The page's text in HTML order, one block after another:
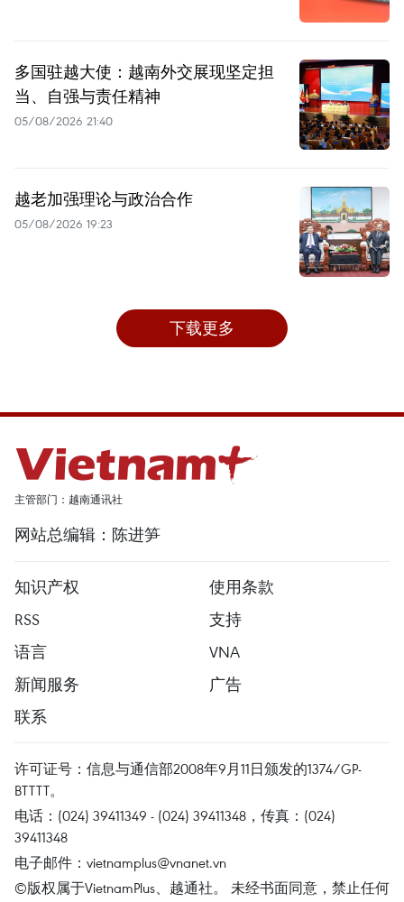
多国驻越大使：越南外交展现坚定担
当、自强与责任精神
05/08/2026 21:40
越老加强理论与政治合作
05/08/2026 19:23
下载更多
主管部门：越南通讯社
网站总编辑：陈进笋
知识产权
使用条款
RSS
支持
语言
VNA
新闻服务
广告
联系
许可证号：信息与通信部2008年9月11日颁发的1374/GP-
BTTTT。
电话：(024) 39411349 - (024) 39411348，传真：(024)
39411348
电子邮件： vietnamplus@vnanet.vn
©版权属于VietnamPlus、越通社。 未经书面同意，禁止任何